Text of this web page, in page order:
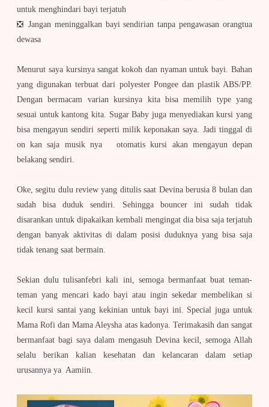
untuk menghindari bayi terjatuh
❎ Jangan meninggalkan bayi sendirian tanpa pengawasan orangtua
dewasa
Menurut saya kursinya sangat kokoh dan nyaman untuk bayi. Bahan
yang digunakan terbuat dari polyester Pongee dan plastik ABS/PP.
Dengan bermacam varian kursinya kita bisa memilih type yang
sesuai untuk kantong kita. Sugar Baby juga menyediakan kursi yang
bisa mengayun sendiri seperti milik keponakan saya. Jadi tinggal di
on kan saja musik nya otomatis kursi akan mengayun depan
belakang sendiri.
Oke, segitu dulu review yang ditulis saat Devina berusia 8 bulan dan
sudah bisa duduk sendiri. Sehingga bouncer ini sudah tidak
disarankan untuk dipakaikan kembali mengingat dia bisa saja terjatuh
dengan banyak aktivitas di dalam posisi duduknya yang bisa saja
tidak tenang saat bermain.
Sekian dulu tulisanfebri kali ini, semoga bermanfaat buat teman-
teman yang mencari kado bayi atau ingin sekedar membelikan si
kecil kursi santai yang kekinian untuk bayi ini. Special juga untuk
Mama Rofi dan Mama Aleysha atas kadonya. Terimakasih dan sangat
bermanfaat bagi saya dalam mengasuh Devina kecil, semoga Allah
selalu berikan kalian kesehatan dan kelancaran dalam setiap
urusannya ya Aamiin.